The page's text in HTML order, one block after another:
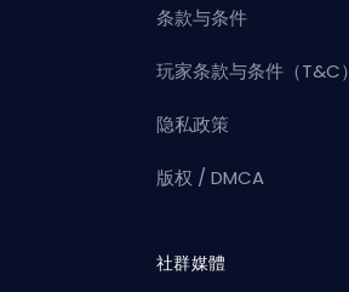
条款与条件
玩家条款与条件（T&C）
隐私政策
版权 / DMCA
社群媒體